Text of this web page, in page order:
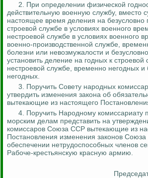
2. При определении физической
действительную военную службу, вместо
настоящее время деления на безусловно
строевой службе в условиях военного
нестроевой службе в условиях военного
военно-производственной службе,
болезни или невозмужалости и
установить деление на годных к строевой
нестроевой службе, временно негодных и
негодных.
3. Поручить Совету народных
утвердить изменения закона об
вытекающие из настоящего
4. Поручить Народному комиссариату
морским делам представить на
комиссаров Союза ССР вытекающие из
Постановления изменения законов
обеспечении нетрудоспособных членов
Рабоче-крестьянскую красную армию.